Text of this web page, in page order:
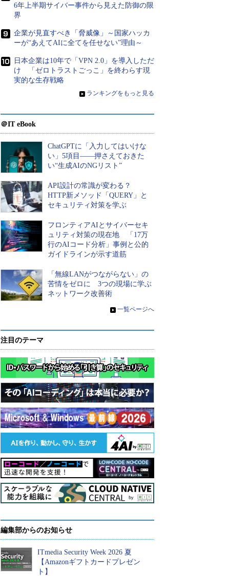
6年上半期サイバー事件から見えた防御の限
界
企業が見直すべき「脅威像」～国家ハッカ
ーが“あえてAIに全てを任せない”理由～
日本企業は10年で「VPN 2.0」を導入しただ
け 「ゼロトラストごっこ」を終わらす現
実的な生存戦略
» ランキングをもっと見る
＠IT eBook
ChatGPTに「入力してはいけな
い」5項目――押さえておきた
い“生成AIのNGリスト”
API設計の常識が変わる？
HTTP新メソッド「QUERY」と
セキュリティ対策を学ぶ
フロンティアAIとサイバーセキ
ュリティ対策の現在地 「17万
行のAIコード分析」事例と公的
ガイドラインが示す道筋
「無線LANがつながらない」の
苦情をゼロに 3つの現場に学ぶ
ネットワーク改善術
» 一覧ページへ
注目のテーマ
編集部からのお知らせ
ITmedia Security Week 2026 夏
【Amazonギフトカードプレゼン
ト】